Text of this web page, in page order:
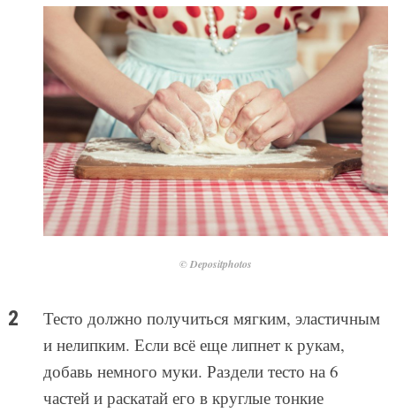
© Depositphotos
Тесто должно получиться мягким, эластичным
и нелипким. Если всё еще липнет к рукам,
добавь немного муки. Раздели тесто на 6
частей и раскатай его в круглые тонкие